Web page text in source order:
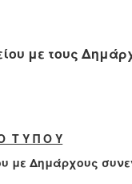
με τους
Τ Υ Π Ο Υ
με Δημάρχους